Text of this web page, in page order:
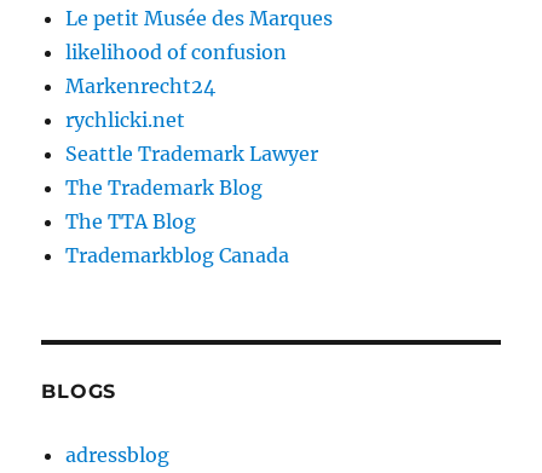
Le petit Musée des Marques
likelihood of confusion
Markenrecht24
rychlicki.net
Seattle Trademark Lawyer
The Trademark Blog
The TTA Blog
Trademarkblog Canada
BLOGS
adressblog